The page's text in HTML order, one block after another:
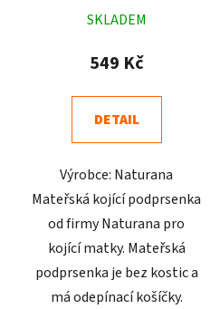
hodnocení
produktu
4,9
z
hvězdiček.
SKLADEM
549 Kč
DETAIL
Výrobce: Naturana
Mateřská kojící podprsenka
od firmy Naturana pro
kojící matky. Mateřská
podprsenka je bez kostic a
má odepínací košíčky.